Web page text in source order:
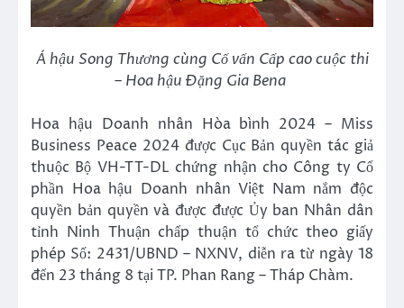
Á hậu Song Thương cùng Cố vấn Cấp cao cuộc thi
– Hoa hậu Đặng Gia Bena
Hoa hậu Doanh nhân Hòa bình 2024 – Miss
Business Peace 2024 được Cục Bản quyền tác giả
thuộc Bộ VH-TT-DL chứng nhận cho Công ty Cổ
phần Hoa hậu Doanh nhân Việt Nam nắm độc
quyền bản quyền và được được Ủy ban Nhân dân
tỉnh Ninh Thuận chấp thuận tổ chức theo giấy
phép Số: 2431/UBND – NXNV, diễn ra từ ngày 18
đến 23 tháng 8 tại TP. Phan Rang – Tháp Chàm.